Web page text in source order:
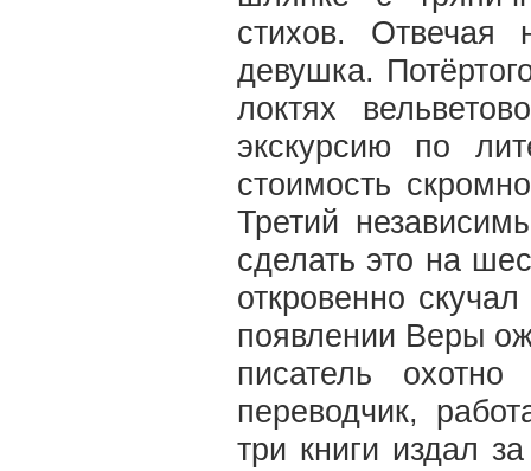
стихов. Отвечая
девушка.
локтях
экскурсию по
стоимость
Третий
сделать это на
откровенно
появлении Веры
писатель
переводчик,
три книги издал